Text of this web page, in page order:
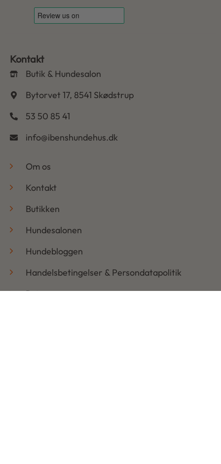
Kontakt
Butik & Hundesalon
Bytorvet 17, 8541 Skødstrup
53 50 85 41
info@ibenshundehus.dk
Om os
Kontakt
Butikken
Hundesalonen
Hundebloggen
Handelsbetingelser & Persondatapolitik
Retur